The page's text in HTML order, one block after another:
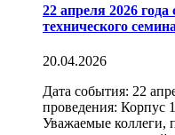
22 апреля 2026 года
технического
20.04.2026
Дата события: 22
проведения: Корпус
Уважаемые коллеги,